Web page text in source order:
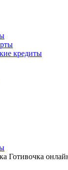
кредиты
Готивочка